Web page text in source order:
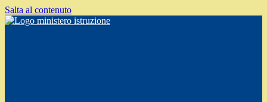
Salta al contenuto